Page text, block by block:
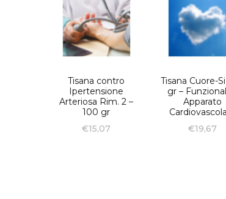
Tisana contro
Ipertensione
Arteriosa Rim. 2 –
100 gr
€15,07
Tisana Cuore-
gr –
Apparato
€19,67